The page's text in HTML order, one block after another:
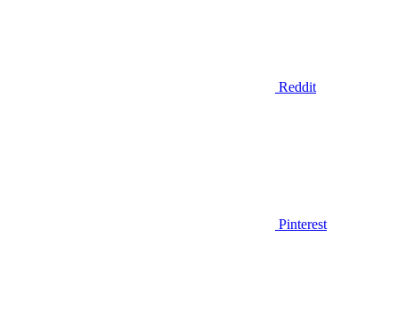
Reddit
Pinterest